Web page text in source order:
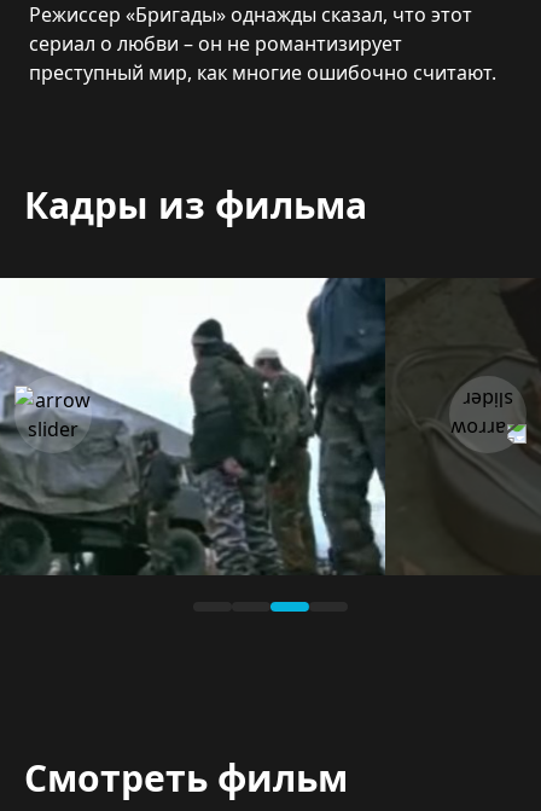
Режиссер «Бригады» однажды сказал, что этот
сериал о любви – он не романтизирует
преступный мир, как многие ошибочно считают.
Кадры из фильма
Смотреть фильм